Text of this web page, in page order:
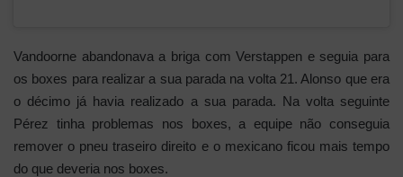
Vandoorne abandonava a briga com Verstappen e seguia para
os boxes para realizar a sua parada na volta 21. Alonso que era
o décimo já havia realizado a sua parada. Na volta seguinte
Pérez tinha problemas nos boxes, a equipe não conseguia
remover o pneu traseiro direito e o mexicano ficou mais tempo
do que deveria nos boxes.